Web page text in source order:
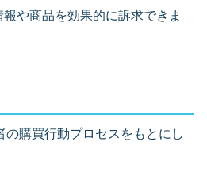
や商品を効果的に訴求できま
の購買行動プロセスをもとにし